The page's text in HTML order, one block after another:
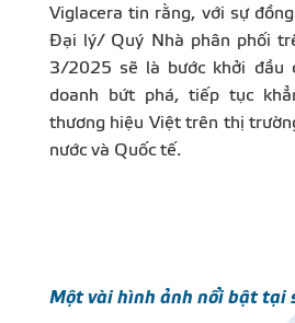
Viglacera tin rằng, với sự
Đại lý/ Quý Nhà phân phối
3/2025 sẽ là bước khởi đầu
doanh bứt phá, tiếp tục
thương hiệu Việt trên thị
nước và Quốc tế.
Một vài hình ảnh nổi bật tại